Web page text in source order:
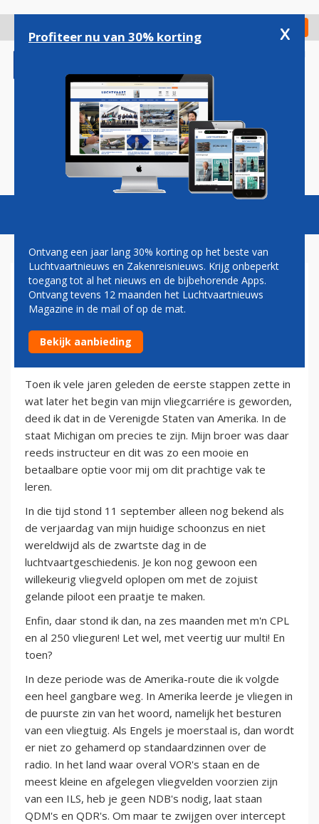
gaan
Check in
Magazine Podcasts Vacatures
ERIC VAN WALSEM: FULL
CIRCLE
1 augustus 2012
Toen ik vele jaren geleden de eerste stappen zette in
wat later het begin van mijn vliegcarriére is geworden,
deed ik dat in de Verenigde Staten van Amerika. In de
staat Michigan om precies te zijn. Mijn broer was daar
reeds instructeur en dit was zo een mooie en
betaalbare optie voor mij om dit prachtige vak te
leren.
In die tijd stond 11 september alleen nog bekend als
de verjaardag van mijn huidige schoonzus en niet
wereldwijd als de zwartste dag in de
luchtvaartgeschiedenis. Je kon nog gewoon een
willekeurig vliegveld oplopen om met de zojuist
gelande piloot een praatje te maken.
Enfin, daar stond ik dan, na zes maanden met m'n CPL
en al 250 vlieguren! Let wel, met veertig uur multi! En
toen?
In deze periode was de Amerika-route die ik volgde
een heel gangbare weg. In Amerika leerde je vliegen in
de puurste zin van het woord, namelijk het besturen
van een vliegtuig. Als Engels je moerstaal is, dan wordt
er niet zo gehamerd op standaardzinnen over de
radio. In het land waar overal VOR's staan en de
meest kleine en afgelegen vliegvelden voorzien zijn
van een ILS, heb je geen NDB's nodig, laat staan
QDM's en QDR's. Om maar te zwijgen over intercept
Profiteer nu van 30% korting x
Ontvang een jaar lang 30% korting op het beste van
Luchtvaartnieuws en Zakenreisnieuws. Krijg onbeperkt
toegang tot al het nieuws en de bijbehorende Apps.
Ontvang tevens 12 maanden het Luchtvaartnieuws
Magazine in de mail of op de mat.
Bekijk aanbieding